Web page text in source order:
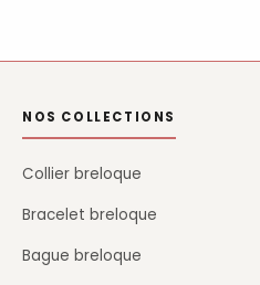
NOS COLLECTIONS
Collier breloque
Bracelet breloque
Bague breloque